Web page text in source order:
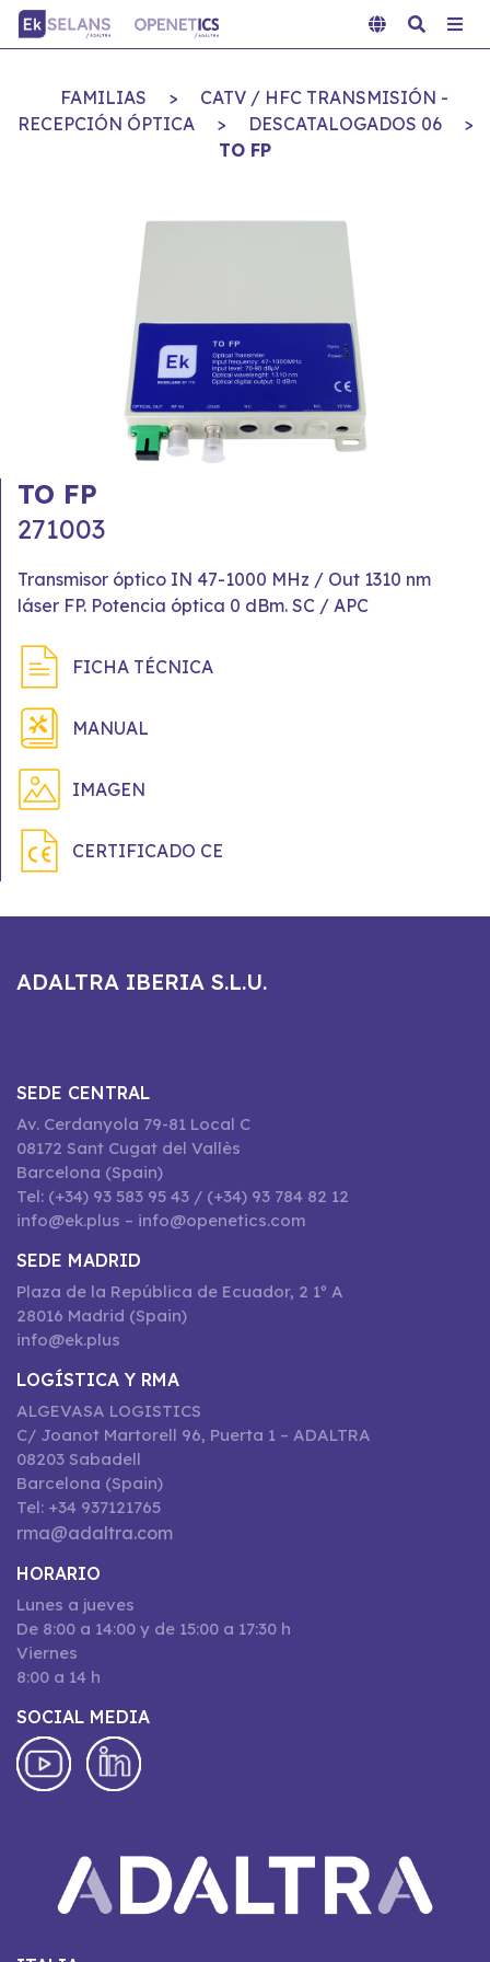
FAMILIAS >
CATV / HFC TRANSMISIÓN -
RECEPCIÓN ÓPTICA
> DESCATALOGADOS 06
>
TO FP
TO FP
271003
Transmisor óptico IN 47-1000 MHz / Out 1310 nm
láser FP. Potencia óptica 0 dBm. SC / APC
FICHA TÉCNICA
MANUAL
IMAGEN
CERTIFICADO CE
ADALTRA IBERIA S.L.U.
SEDE CENTRAL
Av. Cerdanyola 79-81 Local C
08172 Sant Cugat del Vallès
Barcelona (Spain)
Tel: (+34) 93 583 95 43 / (+34) 93 784 82 12
info@ek.plus – info@openetics.com
SEDE MADRID
Plaza de la República de Ecuador, 2 1º A
28016 Madrid (Spain)
info@ek.plus
LOGÍSTICA Y RMA
ALGEVASA LOGISTICS
C/ Joanot Martorell 96, Puerta 1 – ADALTRA
08203 Sabadell
Barcelona (Spain)
Tel: +34 937121765
rma@adaltra.com
HORARIO
Lunes a jueves
De 8:00 a 14:00 y de 15:00 a 17:30 h
Viernes
8:00 a 14 h
SOCIAL MEDIA